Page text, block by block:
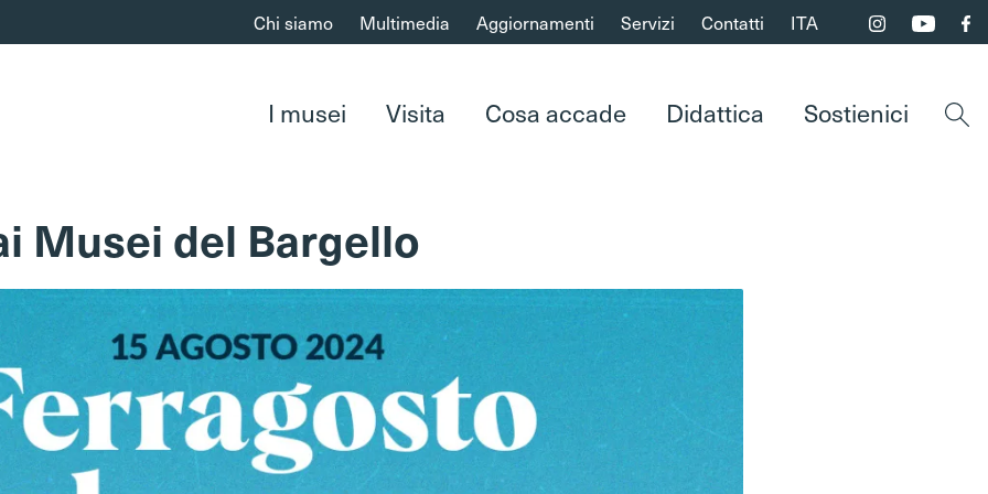
Chi siamo Multimedia Aggiornamenti Servizi Contatti ITA
I musei Visita Cosa accade Didattica Sostienici Apri
Musei del Bargello